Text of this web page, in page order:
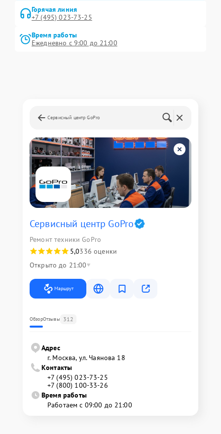
Горячая линия
+7 (495) 023-73-25
Время работы
Ежедневно с 9:00 до 21:00
Сервисный центр GoPro
Сервисный центр GoPro
Ремонт техники GoPro
5,0336 оценки
Открыто до 21:00
Маршрут
ОбзорОтзывы 312
Адрес
г. Москва, ул. Чаянова 18
Контакты
+7 (495) 023-73-25
+7 (800) 100-33-26
Время работы
Работаем с 09:00 до 21:00